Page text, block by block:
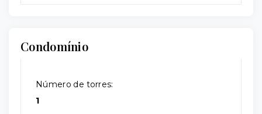
Condomínio
Número de torres:
1